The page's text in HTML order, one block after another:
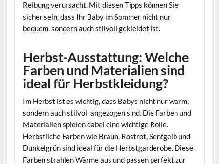
Reibung verursacht. Mit diesen Tipps können Sie
sicher sein, dass Ihr Baby im Sommer nicht nur
bequem, sondern auch stilvoll gekleidet ist.
Herbst-Ausstattung: Welche
Farben und Materialien sind
ideal für Herbstkleidung?
Im Herbst ist es wichtig, dass Babys nicht nur warm,
sondern auch stilvoll angezogen sind. Die Farben und
Materialien spielen dabei eine wichtige Rolle.
Herbstliche Farben wie Braun, Rostrot, Senfgelb und
Dunkelgrün sind ideal für die Herbstgarderobe. Diese
Farben strahlen Wärme aus und passen perfekt zur